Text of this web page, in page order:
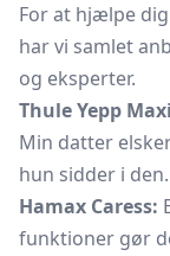
For at hjælpe
har vi samlet
og eksperter.
Thule Yepp
Min datter
hun sidder i
Hamax Caress:
funktioner gør